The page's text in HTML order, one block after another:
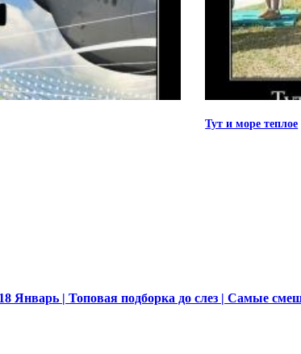
Тут и море теплое
| Топовая подборка до слез | Самые